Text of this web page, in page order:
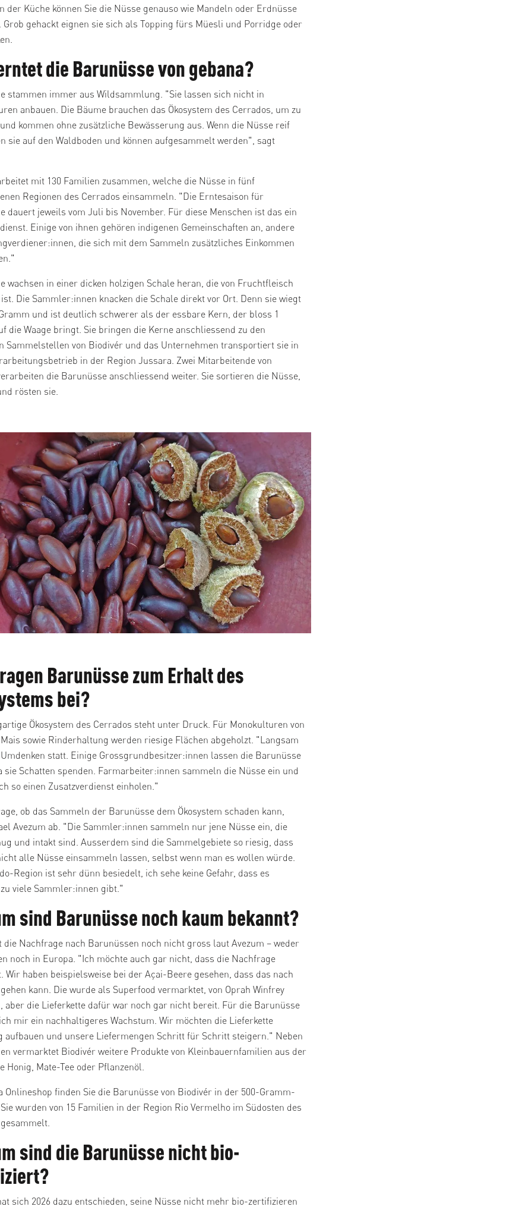
der Küche können Sie die Nüsse genauso wie Mandeln oder Erdnüsse
Grob gehackt eignen sie sich als Topping fürs Müesli und Porridge oder
die Barunüsse von gebana?
stammen immer aus Wildsammlung. "Sie lassen sich nicht in
anbauen. Die Bäume brauchen das Ökosystem des Cerrados, um zu
kommen ohne zusätzliche Bewässerung aus. Wenn die Nüsse reif
sie auf den Waldboden und können aufgesammelt werden", sagt
mit 130 Familien zusammen, welche die Nüsse in fünf
Regionen des Cerrados einsammeln. "Die Erntesaison für
dauert jeweils vom Juli bis November. Für diese Menschen ist das ein
Einige von ihnen gehören indigenen Gemeinschaften an, andere
die sich mit dem Sammeln zusätzliches Einkommen
wachsen in einer dicken holzigen Schale heran, die von Fruchtfleisch
Die Sammler:innen knacken die Schale direkt vor Ort. Denn sie wiegt
und ist deutlich schwerer als der essbare Kern, der bloss 1
die Waage bringt. Sie bringen die Kerne anschliessend zu den
Sammelstellen von Biodivér und das Unternehmen transportiert sie in
in der Region Jussara. Zwei Mitarbeitende von
die Barunüsse anschliessend weiter. Sie sortieren die Nüsse,
rösten sie.
Barunüsse zum Erhalt des
bei?
Ökosystem des Cerrados steht unter Druck. Für Monokulturen von
sowie Rinderhaltung werden riesige Flächen abgeholzt. "Langsam
statt. Einige Grossgrundbesitzer:innen lassen die Barunüsse
sie Schatten spenden. Farmarbeiter:innen sammeln die Nüsse ein und
so einen Zusatzverdienst einholen."
ob das Sammeln der Barunüsse dem Ökosystem schaden kann,
Avezum ab. "Die Sammler:innen sammeln nur jene Nüsse ein, die
und intakt sind. Ausserdem sind die Sammelgebiete so riesig, dass
alle Nüsse einsammeln lassen, selbst wenn man es wollen würde.
Region ist sehr dünn besiedelt, ich sehe keine Gefahr, dass es
viele Sammler:innen gibt."
sind Barunüsse noch kaum bekannt?
Nachfrage nach Barunüssen noch nicht gross laut Avezum – weder
noch in Europa. "Ich möchte auch gar nicht, dass die Nachfrage
Wir haben beispielsweise bei der Açai-Beere gesehen, dass das nach
kann. Die wurde als Superfood vermarktet, von Oprah Winfrey
aber die Lieferkette dafür war noch gar nicht bereit. Für die Barunüsse
mir ein nachhaltigeres Wachstum. Wir möchten die Lieferkette
aufbauen und unsere Liefermengen Schritt für Schritt steigern." Neben
vermarktet Biodivér weitere Produkte von Kleinbauernfamilien aus der
Honig, Mate-Tee oder Pflanzenöl.
Onlineshop finden Sie die Barunüsse von Biodivér in der 500-Gramm-
wurden von 15 Familien in der Region Rio Vermelho im Südosten des
sind die Barunüsse nicht bio-
sich 2026 dazu entschieden, seine Nüsse nicht mehr bio-zertifizieren